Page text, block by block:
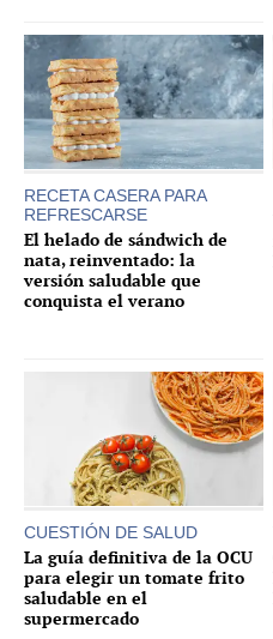
RECETA CASERA PARA
REFRESCARSE
El helado de sándwich de
nata, reinventado: la
versión saludable que
conquista el verano
CUESTIÓN DE SALUD
La guía definitiva de la OCU
para elegir un tomate frito
saludable en el
supermercado